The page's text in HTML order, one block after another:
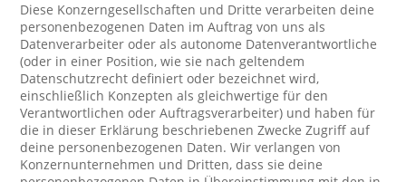
Diese Konzerngesellschaften und Dritte verarbeiten deine
personenbezogenen Daten im Auftrag von uns als
Datenverarbeiter oder als autonome Datenverantwortliche
(oder in einer Position, wie sie nach geltendem
Datenschutzrecht definiert oder bezeichnet wird,
einschließlich Konzepten als gleichwertige für den
Verantwortlichen oder Auftragsverarbeiter) und haben für
die in dieser Erklärung beschriebenen Zwecke Zugriff auf
deine personenbezogenen Daten. Wir verlangen von
Konzernunternehmen und Dritten, dass sie deine